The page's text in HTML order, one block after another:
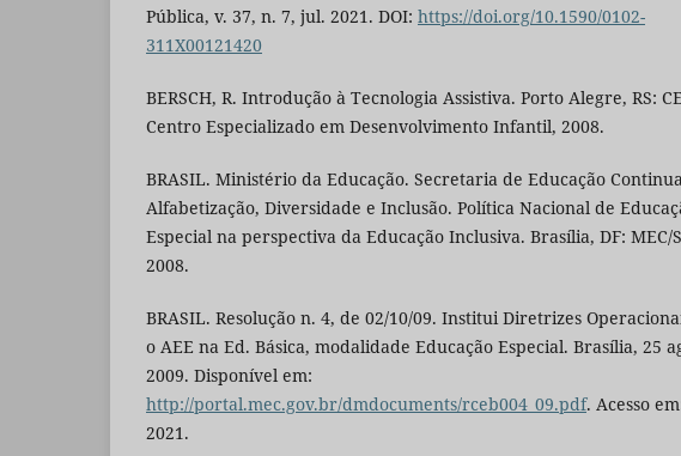
Pública, v. 37, n. 7, jul. 2021. DOI: https://doi.org/10.1590/0102-
311X00121420
BERSCH, R. Introdução à Tecnologia Assistiva. Porto Alegre, RS:
Centro Especializado em Desenvolvimento Infantil, 2008.
BRASIL. Ministério da Educação. Secretaria de Educação
Alfabetização, Diversidade e Inclusão. Política Nacional de
Especial na perspectiva da Educação Inclusiva. Brasília, DF: MEC/
2008.
BRASIL. Resolução n. 4, de 02/10/09. Institui Diretrizes
o AEE na Ed. Básica, modalidade Educação Especial. Brasília, 25
2009. Disponível em:
http://portal.mec.gov.br/dmdocuments/rceb004_09.pdf. Acesso
2021.